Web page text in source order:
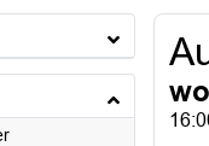
2025